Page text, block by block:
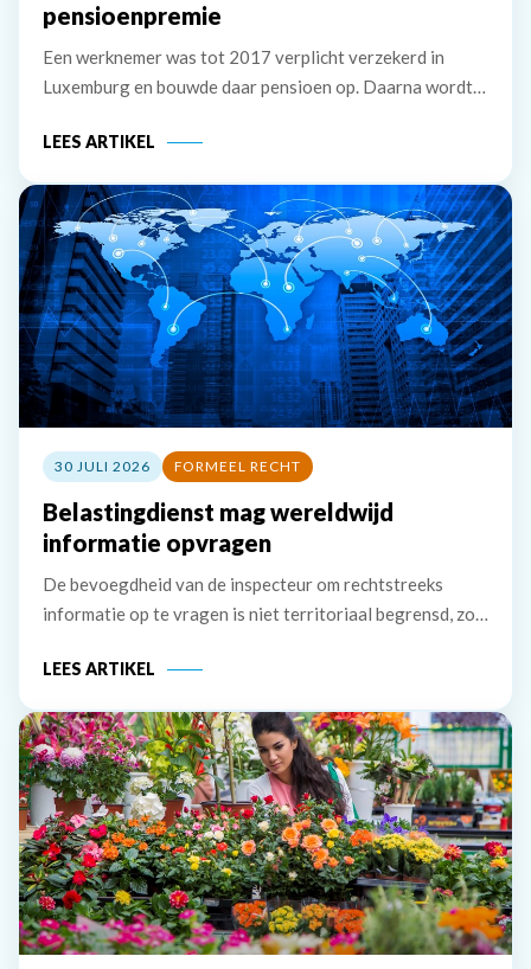
pensioenpremie
Een werknemer was tot 2017 verplicht verzekerd in
Luxemburg en bouwde daar pensioen op. Daarna wordt
Luxemburgse pensioenregeling vrijwillig voort. De
LEES ARTIKEL
30 JULI 2026 FORMEEL RECHT
Belastingdienst mag wereldwijd
informatie opvragen
De bevoegdheid van de inspecteur om rechtstreeks
informatie op te vragen is niet territoriaal begrensd, zo
Exchange Agreement (TIEA) met Jersey niet mee dat de
LEES ARTIKEL